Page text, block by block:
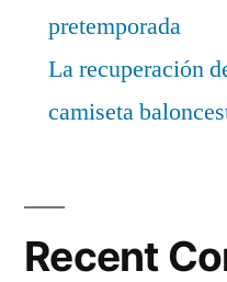
pretemporada
La recuperación
camiseta
Recent